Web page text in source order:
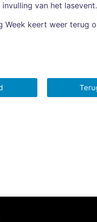
van het lasevent.
Week keert weer terug